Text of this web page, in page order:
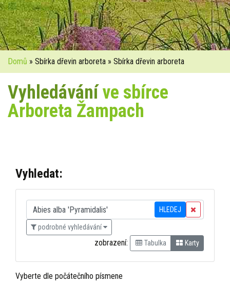
Domů » Sbírka dřevin arboreta » Sbírka dřevin arboreta
Vyhledáváníve sbírce
Arboreta Žampach
Vyhledat:
HLEDEJ
podrobné vyhledávání
zobrazení: Tabulka Karty
Vyberte dle počátečního písmene